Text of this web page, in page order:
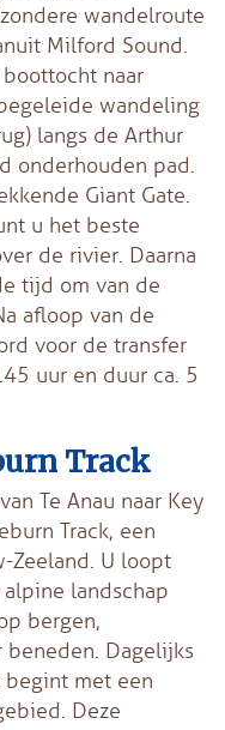
wandelroute
Milford Sound.
naar
wandeling
langs de Arthur
onderhouden pad.
Giant Gate.
u het beste
de rivier. Daarna
tijd om van de
afloop van de
voor de transfer
uur en duur ca. 5
Track
Te Anau naar Key
Track, een
Zeeland. U loopt
landschap
bergen,
beneden. Dagelijks
begint met een
Deze